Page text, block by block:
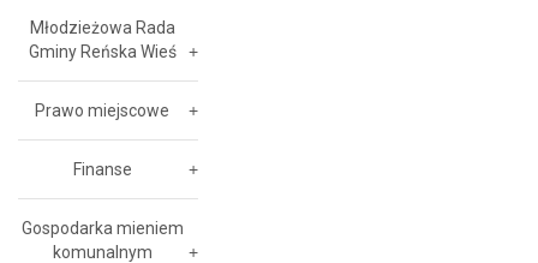
Młodzieżowa Rada
Gminy Reńska Wieś
Prawo miejscowe
Finanse
Gospodarka mieniem
komunalnym